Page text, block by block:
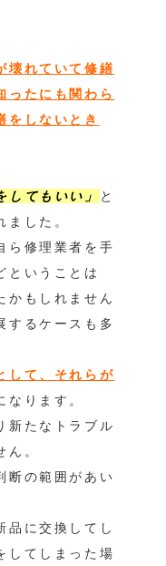
壊れていて修繕
ったにも関わら
をしないとき
してもいい」
と
ました。
ら修理業者を手
ということは
かもしれません
するケースも多
して、それらが
なります。
新たなトラブル
ん。
断の範囲があい
品に交換してし
してしまった場